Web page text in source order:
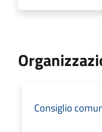
Consiglio